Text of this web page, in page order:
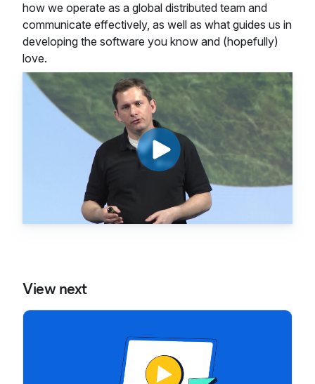
how we operate as a global distributed team and
communicate effectively, as well as what guides us in
developing the software you know and (hopefully)
love.
View next